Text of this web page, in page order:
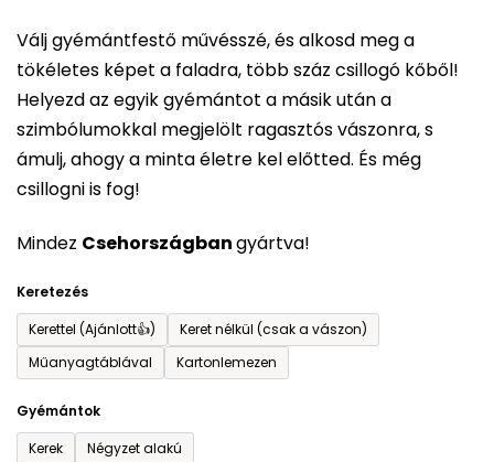
Válj gyémántfestő művésszé, és alkosd meg a
tökéletes képet a faladra, több száz csillogó kőből!
Helyezd az egyik gyémántot a másik után a
szimbólumokkal megjelölt ragasztós vászonra, s
ámulj, ahogy a minta életre kel előtted. És még
csillogni is fog!
Mindez Csehországbangyártva!
Keretezés
Kerettel (Ajánlott👍)
Keret nélkül (csak a vászon)
Műanyagtáblával
Kartonlemezen
Gyémántok
Kerek
Négyzet alakú
ből
0,0
csillag.